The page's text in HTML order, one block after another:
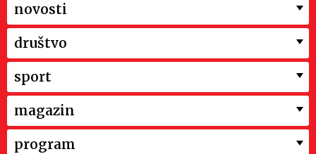
novosti
društvo
sport
magazin
program